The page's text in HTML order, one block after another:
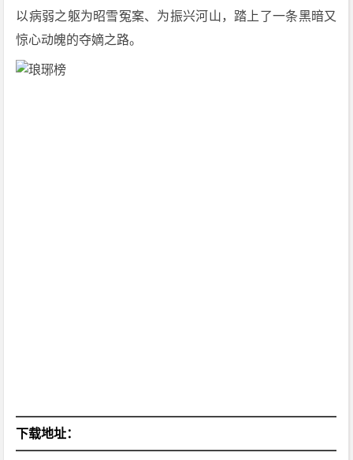
以病弱之躯为昭雪冤案、为振兴河山，踏上了一条黑暗又
惊心动魄的夺嫡之路。
下载地址：